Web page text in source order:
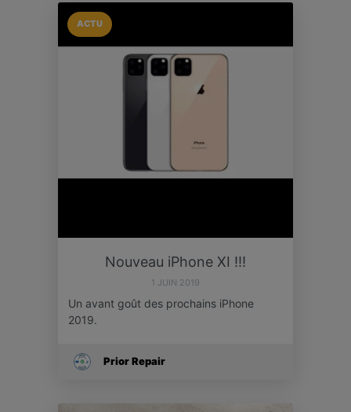
ACTU
Nouveau iPhone XI !!!
1 JUIN 2019
Un avant goût des prochains iPhone
2019.
Prior Repair